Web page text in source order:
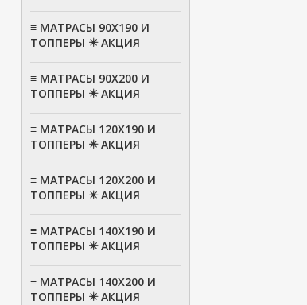
≡ МАТРАСЫ 90Х190 И
ТОППЕРЫ ✴️ АКЦИЯ
≡ МАТРАСЫ 90Х200 И
ТОППЕРЫ ✴️ АКЦИЯ
≡ МАТРАСЫ 120Х190 И
ТОППЕРЫ ✴️ АКЦИЯ
≡ МАТРАСЫ 120Х200 И
ТОППЕРЫ ✴️ АКЦИЯ
≡ МАТРАСЫ 140Х190 И
ТОППЕРЫ ✴️ АКЦИЯ
≡ МАТРАСЫ 140Х200 И
ТОППЕРЫ ✴️ АКЦИЯ